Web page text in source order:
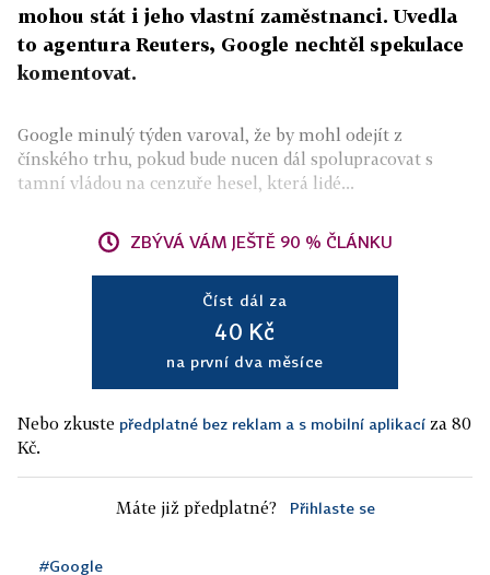
mohou stát i jeho vlastní zaměstnanci. Uvedla
to agentura Reuters, Google nechtěl spekulace
komentovat.
Google minulý týden varoval, že by mohl odejít z
čínského trhu, pokud bude nucen dál spolupracovat s
tamní vládou na cenzuře hesel, která lidé...
ZBÝVÁ VÁM JEŠTĚ 90 % ČLÁNKU
Číst dál za
40 Kč
na první dva měsíce
Nebo zkuste předplatné bez reklam a s mobilní aplikací za 80
Kč.
Máte již předplatné? Přihlaste se
#Google